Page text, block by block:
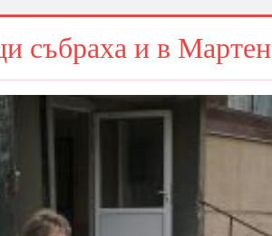
събраха и в Мартен